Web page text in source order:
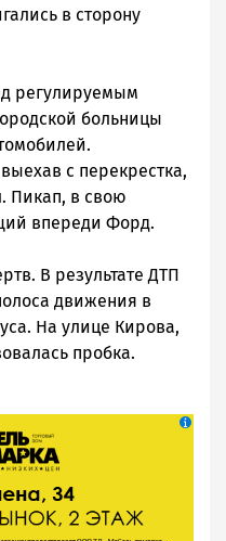
в сторону
регулируемым
больницы
с перекрестка,
Пикап, в свою
впереди Форд.
В результате ДТП
движения в
На улице Кирова,
пробка.